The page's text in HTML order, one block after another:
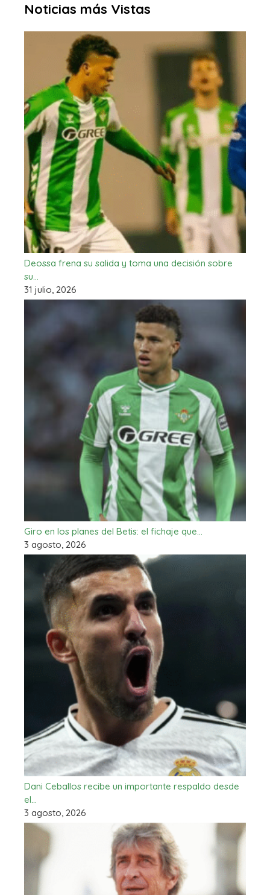
Noticias más Vistas
Deossa frena su salida y toma una decisión sobre
su…
31 julio, 2026
Giro en los planes del Betis: el fichaje que…
3 agosto, 2026
Dani Ceballos recibe un importante respaldo desde
el…
3 agosto, 2026